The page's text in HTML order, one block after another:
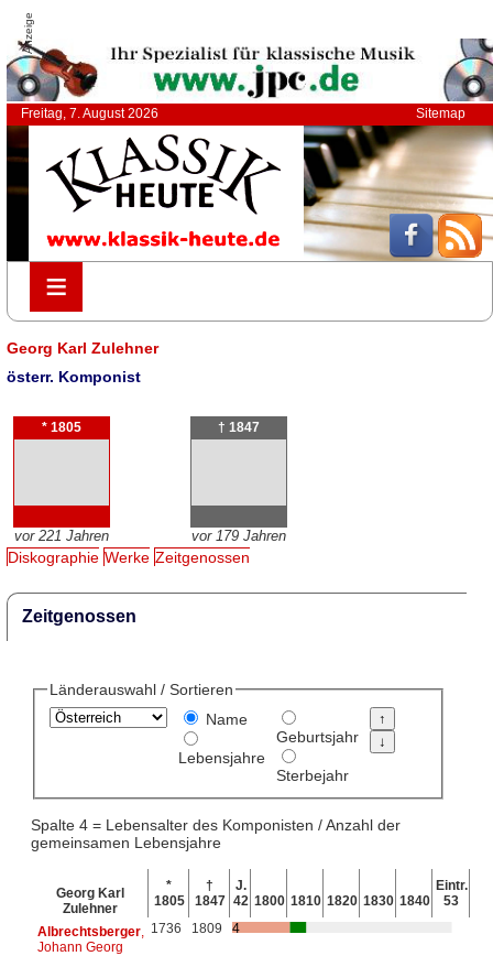
Anzeige
Freitag, 7. August 2026 Sitemap
≡
≡
Georg Karl Zulehner
österr. Komponist
* 1805
vor 221 Jahren
† 1847
vor 179 Jahren
Diskographie Werke Zeitgenossen
Zeitgenossen
Länderauswahl / Sortieren
Name
Lebensjahre
Geburtsjahr
Sterbejahr
Spalte 4 = Lebensalter des Komponisten / Anzahl der
gemeinsamen Lebensjahre
Georg Karl
Zulehner
*
1805
†
1847
J.
42 1800 1810 1820 1830 1840
Eintr.
53
Albrechtsberger,
Johann Georg
1736 1809 4